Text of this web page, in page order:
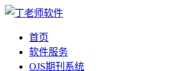
首页
软件服务
OJS期刊系统